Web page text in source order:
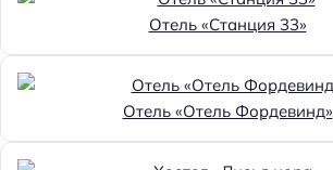
Отель «Станция 33»
Отель «Отель Фордевинд»